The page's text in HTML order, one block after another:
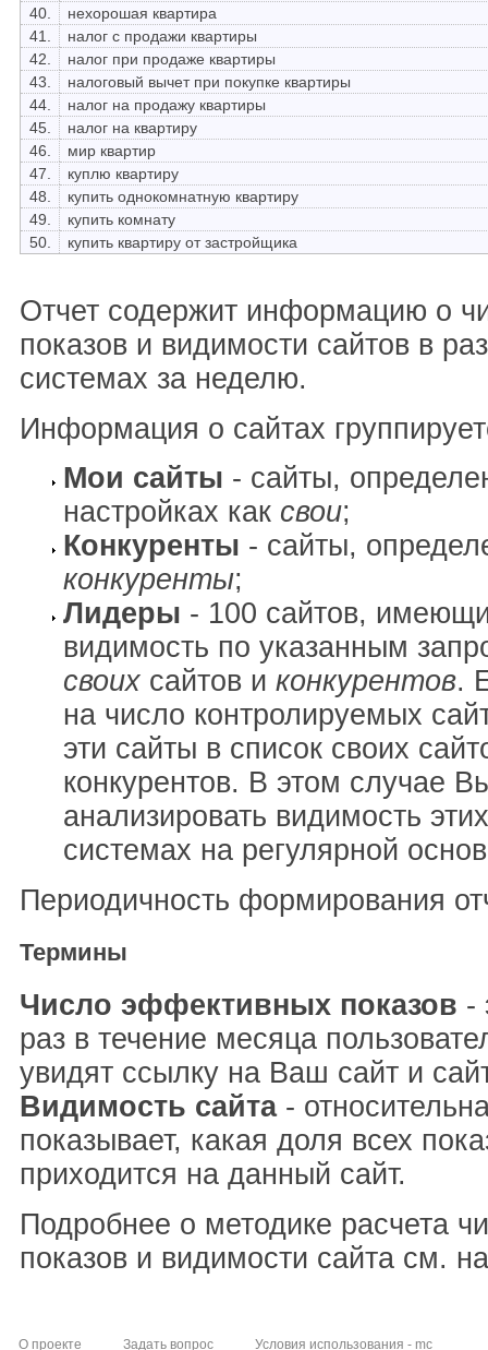
40.
нехорошая квартира
41.
налог с продажи квартиры
42.
налог при продаже квартиры
43.
налоговый вычет при покупке квартиры
44.
налог на продажу квартиры
45.
налог на квартиру
46.
мир квартир
47.
куплю квартиру
48.
купить однокомнатную квартиру
49.
купить комнату
50.
купить квартиру от застройщика
Отчет содержит информацию о
показов и видимости сайтов в
системах за неделю.
Информация о сайтах
Мои сайты - сайты,
настройках как свои;
Конкуренты - сайты,
конкуренты;
Лидеры - 100 сайтов,
видимость по указанным
своих сайтов и конкурентов.
на число контролируемых
эти сайты в список своих
конкурентов. В этом случае
анализировать видимость
системах на регулярной
Периодичность формирования
Термины
Число эффективных показов -
раз в течение месяца
увидят ссылку на Ваш сайт и
Видимость сайта-
показывает, какая доля всех
приходится на данный сайт.
Подробнее о методике расчета
показов и видимости сайта см.
О проекте Задать вопрос Условия использования - mc